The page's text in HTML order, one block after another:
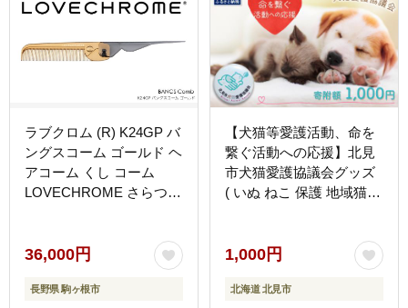
ラブクロム (R) K24GP バ
ングスコーム ゴールド ヘ
アコーム くし コーム
LOVECHROME さらつや
36,000円
長野県 駒ヶ根市
【犬猫等愛護活動、命を
繋ぐ活動への応援】北見
市犬猫愛護協議会グッズ
( いぬ ねこ 保護 地域猫
1,000円
北海道 北見市